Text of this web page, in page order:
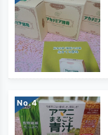
No.